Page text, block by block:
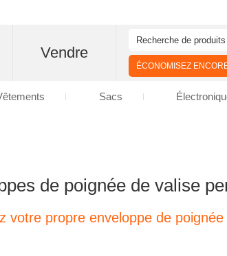
de poignée de valise
votre propre enveloppe de poignée
Vendre
ÉCONOMISEZ
Sacs